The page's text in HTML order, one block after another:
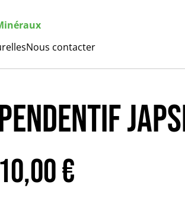
Nous contacter
10,00 €